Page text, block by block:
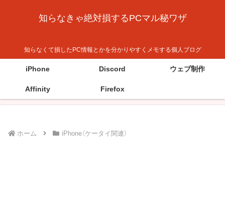
知らなきゃ絶対損するPCマル秘ワザ
知らなくて損したPC情報とかを分かりやすくメモする個人ブログ
iPhone Discord ウェブ制作
Affinity Firefox
ホーム iPhone（ケータイ関連）